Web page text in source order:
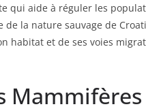
qui aide à réguler les
de la nature sauvage de
habitat et de ses voies